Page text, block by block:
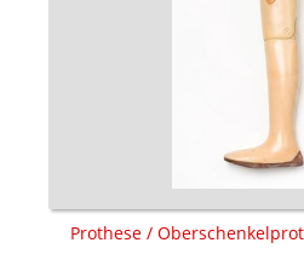
Prothese /